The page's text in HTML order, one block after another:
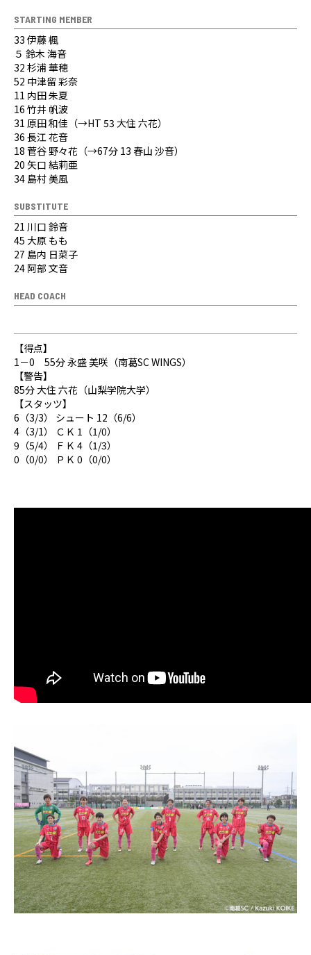
STARTING MEMBER
33 伊藤 楓
５ 鈴木 海音
32 杉浦 華穂
52 中津留 彩奈
11 内田 朱夏
16 竹井 帆波
31 原田 和佳（→HT 53 大住 六花）
36 長江 花音
18 菅谷 野々花（→67分 13 春山 沙音）
20 矢口 結莉亜
34 島村 美風
SUBSTITUTE
21 川口 鈴音
45 大原 もも
27 島内 日菜子
24 阿部 文音
HEAD COACH
【得点】
1－0 55分 永盛 美咲（南葛SC WINGS）
【警告】
85分 大住 六花（山梨学院大学）
【スタッツ】
6（3/3） シュート 12（6/6）
4（3/1） ＣＫ 1（1/0）
9（5/4） ＦＫ 4（1/3）
0（0/0） ＰＫ 0（0/0）